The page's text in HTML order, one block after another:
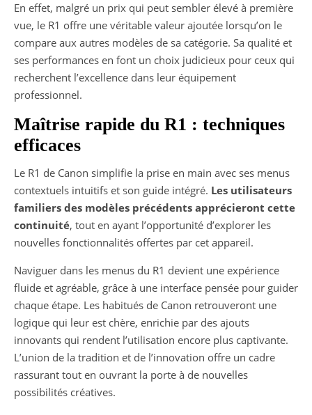
En effet, malgré un prix qui peut sembler élevé à première
vue, le R1 offre une véritable valeur ajoutée lorsqu’on le
compare aux autres modèles de sa catégorie. Sa qualité et
ses performances en font un choix judicieux pour ceux qui
recherchent l’excellence dans leur équipement
professionnel.
Maîtrise rapide du R1 : techniques
efficaces
Le R1 de Canon simplifie la prise en main avec ses menus
contextuels intuitifs et son guide intégré. Les utilisateurs
familiers des modèles précédents apprécieront cette
continuité, tout en ayant l’opportunité d’explorer les
nouvelles fonctionnalités offertes par cet appareil.
Naviguer dans les menus du R1 devient une expérience
fluide et agréable, grâce à une interface pensée pour guider
chaque étape. Les habitués de Canon retrouveront une
logique qui leur est chère, enrichie par des ajouts
innovants qui rendent l’utilisation encore plus captivante.
L’union de la tradition et de l’innovation offre un cadre
rassurant tout en ouvrant la porte à de nouvelles
possibilités créatives.